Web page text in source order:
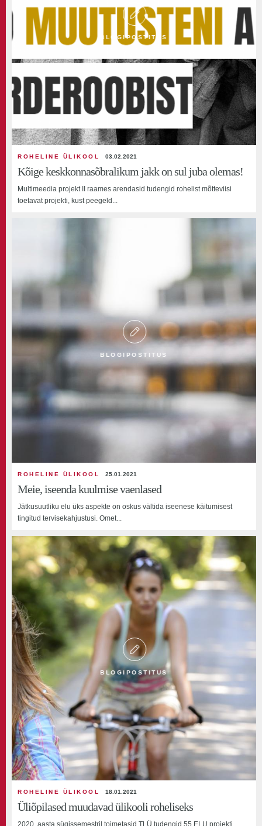
BLOGIPOSTITUS
ROHELINE ÜLIKOOL 03.02.2021
Kõige keskkonnasõbralikum jakk on sul juba olemas!
Multimeedia projekt II raames arendasid tudengid rohelist mõtteviisi
toetavat projekti, kust peegeld...
BLOGIPOSTITUS
ROHELINE ÜLIKOOL 25.01.2021
Meie, iseenda kuulmise vaenlased
Jätkusuutliku elu üks aspekte on oskus vältida iseenese käitumisest
tingitud tervisekahjustusi. Omet...
BLOGIPOSTITUS
ROHELINE ÜLIKOOL 18.01.2021
Üliõpilased muudavad ülikooli roheliseks
2020. aasta sügissemestril toimetasid TLÜ tudengid 55 ELU projekti